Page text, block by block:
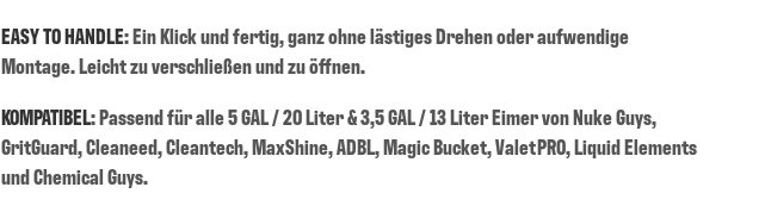
EASY TO HANDLE: Ein Klick und fertig, ganz ohne lästiges Drehen oder aufwendige
Montage. Leicht zu verschließen und zu öffnen.
KOMPATIBEL: Passend für alle 5 GAL / 20 Liter & 3,5 GAL / 13 Liter Eimer von Nuke Guys,
GritGuard, Cleaneed, Cleantech, MaxShine, ADBL, Magic Bucket, ValetPRO, Liquid Elements
und Chemical Guys.